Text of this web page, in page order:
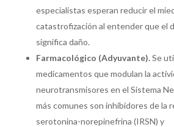
especialistas esperan reducir el
catastrofización al entender que el
significa daño.
Farmacológico (Adyuvante).Se
medicamentos que modulan la
neurotransmisores en el Sistema
más comunes son inhibidores de la
serotonina-norepinefrina (IRSN) y